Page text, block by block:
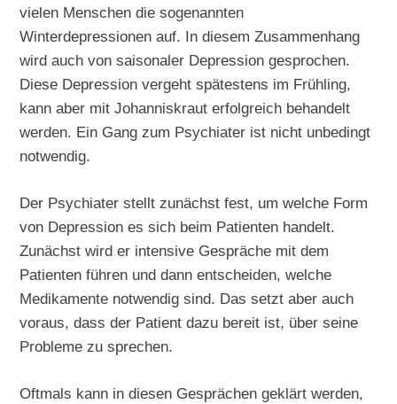
vielen Menschen die sogenannten
Winterdepressionen auf. In diesem Zusammenhang
wird auch von saisonaler Depression gesprochen.
Diese Depression vergeht spätestens im Frühling,
kann aber mit Johanniskraut erfolgreich behandelt
werden. Ein Gang zum Psychiater ist nicht unbedingt
notwendig.
Der Psychiater stellt zunächst fest, um welche Form
von Depression es sich beim Patienten handelt.
Zunächst wird er intensive Gespräche mit dem
Patienten führen und dann entscheiden, welche
Medikamente notwendig sind. Das setzt aber auch
voraus, dass der Patient dazu bereit ist, über seine
Probleme zu sprechen.
Oftmals kann in diesen Gesprächen geklärt werden,